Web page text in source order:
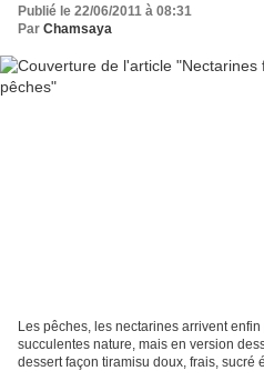
Publié le 22/06/2011 à 08:31
Par Chamsaya
Les pêches, les nectarines arrivent
succulentes nature, mais en version
dessert façon tiramisu doux, frais, sucré